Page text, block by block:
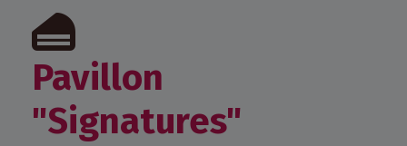
Pavillon
"Signatures"